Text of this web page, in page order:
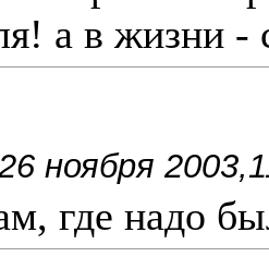
а в жизни
ноября
где надо